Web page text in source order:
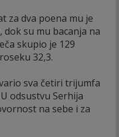
za dva poena mu je
dok su mu bacanja na
skupio je 129
32,3.
sva četiri trijumfa
odsustvu Serhija
na sebe i za